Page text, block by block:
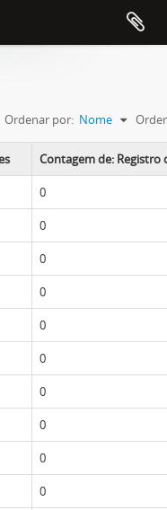
Ordenar por: Nome
Contagem de: Registro
0
0
0
0
0
0
0
0
0
0